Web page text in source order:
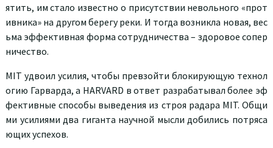
ятить, им стало известно о присутствии невольного «прот
ивника» на другом берегу реки. И тогда возникла новая, вес
ьма эффективная форма сотрудничества – здоровое сопер
ничество.
MIT удвоил усилия, чтобы превзойти блокирующую технол
огию Гарварда, а HARVARD в ответ разрабатывал более эф
фективные способы выведения из строя радара MIT. Общи
ми усилиями два гиганта научной мысли добились потряса
ющих успехов.